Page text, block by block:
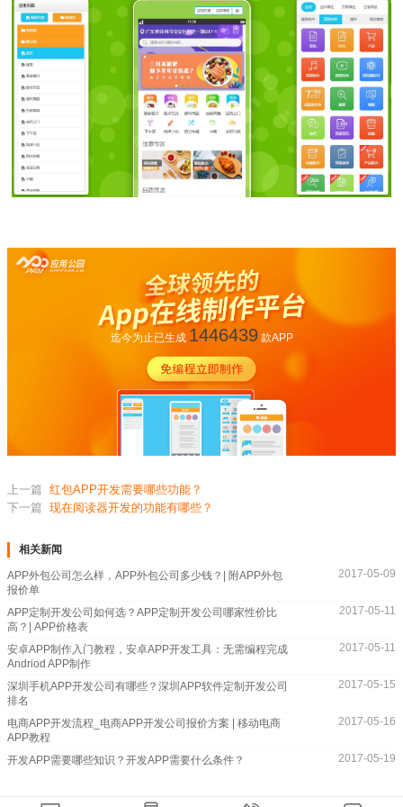
迄今为止已生成 1446439款APP
上一篇 红包APP开发需要哪些功能？
下一篇 现在阅读器开发的功能有哪些？
相关新闻
APP外包公司怎么样，APP外包公司多少钱？| 附APP外包
报价单
2017-05-09
APP定制开发公司如何选？APP定制开发公司哪家性价比
高？| APP价格表
2017-05-11
安卓APP制作入门教程，安卓APP开发工具：无需编程完成
Andriod APP制作
2017-05-11
深圳手机APP开发公司有哪些？深圳APP软件定制开发公司
排名
2017-05-15
电商APP开发流程_电商APP开发公司报价方案 | 移动电商
APP教程
2017-05-16
开发APP需要哪些知识？开发APP需要什么条件？ 2017-05-19